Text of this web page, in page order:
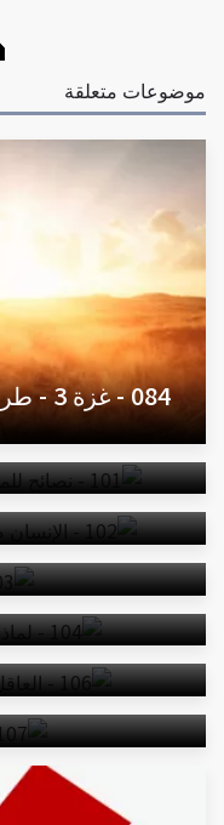
موضوعات متعلقة
084 - غزة 3 - طريق النصر من منظور قرآني
101 - نصائح للمسلمين 1 ، كفى بالموت واعظاً
102 - الإنسان صفاته قبل الإيمان وبعد الإيمان
103 - علم النفس.
104 - لماذا الشمائل وما علاقتنا بها؟
106 - العاقل من أعدّ لآخرته قبل دنياه.
107 - توجيهات إدارية.